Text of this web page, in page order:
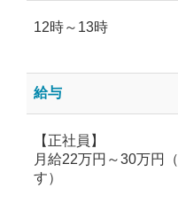
12時～13時
給与
【正社員】
月給22万円～30万円
す）